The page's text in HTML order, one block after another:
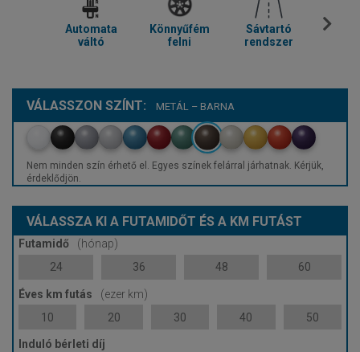
Automata
váltó
Könnyűfém
felni
Sávtartó
rendszer
VÁLASSZON SZÍNT: METÁL – BARNA
Nem minden szín érhető el. Egyes színek felárral járhatnak. Kérjük,
érdeklődjön.
VÁLASSZA KI A FUTAMIDŐT ÉS A KM FUTÁST
Futamidő
(hónap)
24
36 48 60
Éves km futás
(ezer km)
10
20 30 40 50
Induló bérleti díj